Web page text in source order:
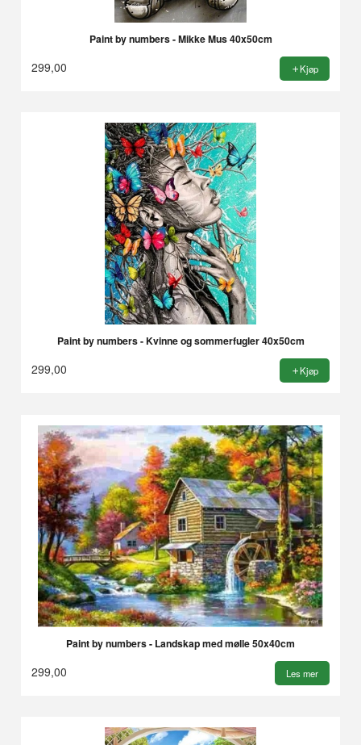
Paint by numbers - Mikke Mus 40x50cm
299,00 Kjøp
Paint by numbers - Kvinne og sommerfugler 40x50cm
299,00 Kjøp
Paint by numbers - Landskap med mølle 50x40cm
299,00 Les mer